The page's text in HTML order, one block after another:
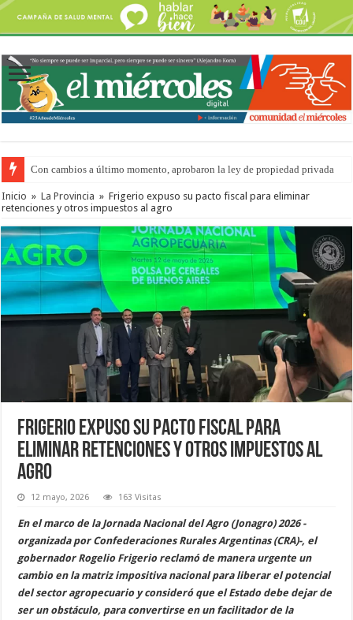
Con cambios a último momento, aprobaron la ley de propiedad privada
Del viernes 7 al domingo 9 de agosto: la agenda ¿A dónde ir? para este
Inicio » La Provincia » Frigerio expuso su pacto fiscal para eliminar
retenciones y otros impuestos al agro
Frigerio expuso su pacto fiscal para
eliminar retenciones y otros impuestos al
agro
12 mayo, 2026 163 Visitas
En el marco de la Jornada Nacional del Agro (Jonagro) 2026 -
organizada por Confederaciones Rurales Argentinas (CRA)-, el
gobernador Rogelio Frigerio reclamó de manera urgente un
cambio en la matriz impositiva nacional para liberar el potencial
del sector agropecuario y consideró que el Estado debe dejar de
ser un obstáculo, para convertirse en un facilitador de la